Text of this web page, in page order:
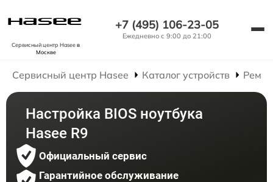
Сервисный центр Haseeв
Москве
+7 (495) 106-23-05
Ежедневно с 9:00 до 21:00
Сервисный центр Hasee Каталог устройств
Настройка BIOS ноутбука
Hasee R9
Официальный сервис
Гарантийное обслуживание